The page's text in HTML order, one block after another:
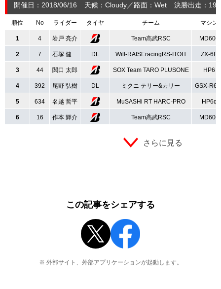
開催日：2018/06/16 天候：Cloudy 路面：Wet 決勝出走：19
順位 No ライダー タイヤ チーム マシン
1 4 岩戸 亮介 Team高武RSC MD600
2 7 石塚 健 DL Will-RAISEracingRS-ITOH ZX-6R
3 44 関口 太郎 SOX Team TARO PLUSONE HP6
4 392 尾野 弘樹 DL ミクニ テリー&カリー GSX-
5 634 名越 哲平 MuSASHi RT HARC-PRO HP6q
6 16 作本 輝介 Team高武RSC MD600
さらに見る
この記事をシェアする
※ 外部サイト、外部アプリケーションが起動します。